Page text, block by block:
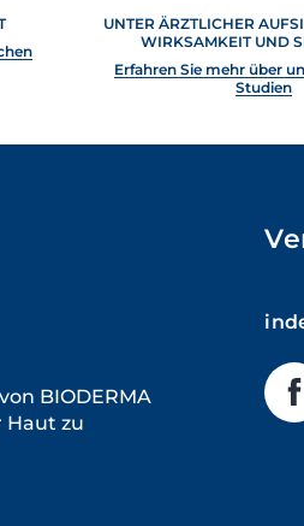
UNTER ÄRZTLICHER
WIRKSAMKEIT UND
Erfahren Sie mehr über
Studien
BIODERMA
Haut zu